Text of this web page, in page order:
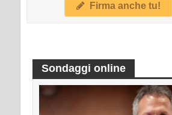
Firma anche tu!
Sondaggi online